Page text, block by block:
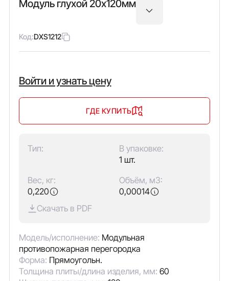
Модуль глухой 20х120мм
Код:DXS1212
Войти и узнать цену
ГДЕ КУПИТЬ
Тип:
В упаковке:
1 шт.
Вес, кг:
0,220
Объём, м3:
0,00014
Скачать в PDF
Модель/исполнение: Модульная
противопожарная перегородка
Форма: Прямоугольн.
Толщина плиты/длина изделия, мм: 60